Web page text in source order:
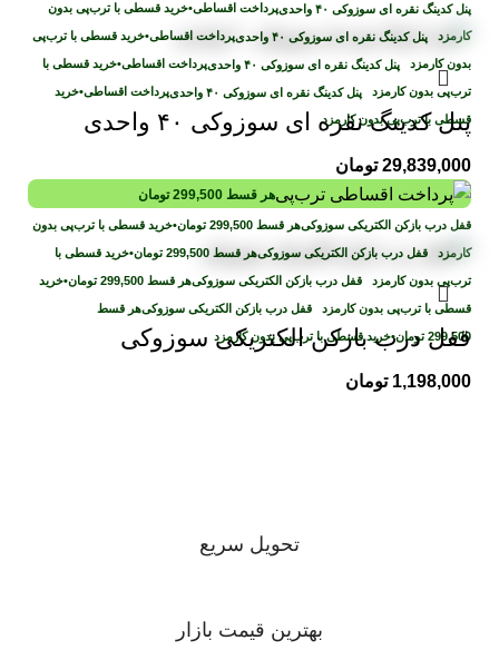
پرداخت اقساطی•خرید قسطی با ترب‌پی بدون
کارمزد پرداخت اقساطی•خرید قسطی با ترب‌پی
بدون کارمزد پرداخت اقساطی•خرید قسطی با
ترب‌پی بدون کارمزد پرداخت اقساطی•خرید
قسطی با ترب‌پی بدون کارمزد
پنل کدینگ نقره ای سوزوکی ۴۰ واحدی
29,839,000 تومان
هر قسط 299,500 تومان
هر قسط 299,500 تومان•خرید قسطی با ترب‌پی بدون
کارمزد هر قسط 299,500 تومان•خرید قسطی با
ترب‌پی بدون کارمزد هر قسط 299,500 تومان•خرید
قسطی با ترب‌پی بدون کارمزد هر قسط
299,500 تومان•خرید قسطی با ترب‌پی بدون کارمزد
قفل درب بازکن الکتریکی سوزوکی
1,198,000 تومان
تحویل سریع
بهترین قیمت بازار